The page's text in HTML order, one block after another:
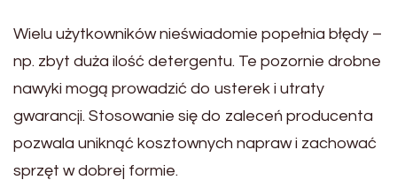
Wielu użytkowników nieświadomie popełnia błędy –
np. zbyt duża ilość detergentu. Te pozornie drobne
nawyki mogą prowadzić do usterek i utraty
gwarancji. Stosowanie się do zaleceń producenta
pozwala uniknąć kosztownych napraw i zachować
sprzęt w dobrej formie.